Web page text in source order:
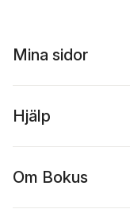
Mina sidor
Hjälp
Om Bokus